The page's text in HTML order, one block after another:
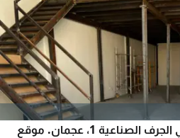
للإيجار السنوي – مستودع في الجرف الصناعية 1، عجمان. موقع